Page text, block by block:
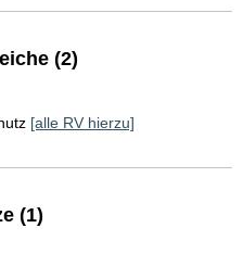
(2)
[alle RV hierzu]
(1)